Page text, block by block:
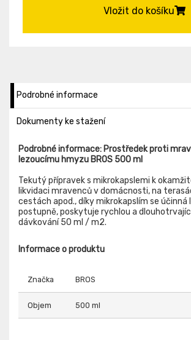
Vložit do košíku
Podrobné informace
Dokumenty ke stažení
Podrobné informace: Prostředek proti
lezoucímu hmyzu BROS 500 ml
Tekutý přípravek s mikrokapslemi k
likvidaci mravenců v domácnosti, na
cestách apod., díky mikrokapslím se účinná
postupně, poskytuje rychlou a
dávkování 50 ml / m2.
Informace o produktu
Značka BROS
Objem 500 ml